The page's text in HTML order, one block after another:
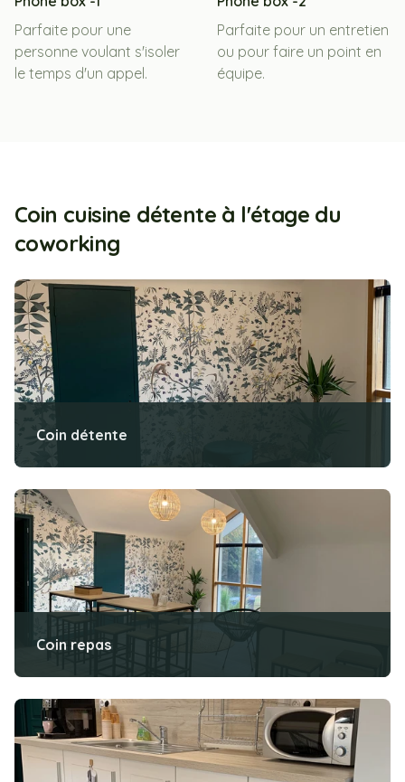
Parfaite pour une
personne voulant s'isoler
le temps d'un appel.
Parfaite pour un entretien
ou pour faire un point en
équipe.
Coin cuisine détente à l'étage du
coworking
Coin détente
Coin repas